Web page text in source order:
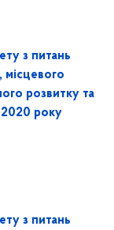
з питань
місцевого
розвитку та
2020 року
з питань